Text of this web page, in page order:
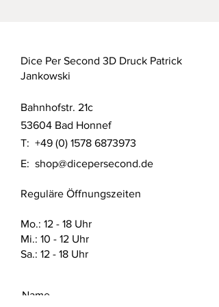
Dieses Produkt wurde im SLA 3D
Druck Verfahren aus UV Resin
aktuellem Stand der Technik gereinigt
und mit UV Licht ausgehärtet.
Detaillierte Sicherheitshinweise nach
Produktsicherheitsverordnung (GPSR)
den FAQ. Dort sind auch die offiziellen
des verwendeten Materials zu finden.
Dice Per Second 3D Druck Patrick
Jankowski
Bahnhofstr. 21c
53604 Bad Honnef
T: +49 (0) 1578 6873973
E: shop@dicepersecond.de
Reguläre Öffnungszeiten
Mo.: 12 - 18 Uhr
Mi.: 10 - 12 Uhr
Sa.: 12 - 18 Uhr